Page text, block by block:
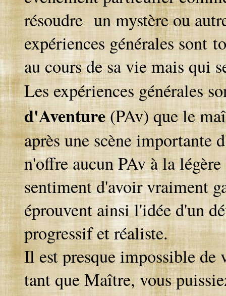
résoudre un mystèreou
expériences généralessont
au coursde sa vie mais qui
Les expériences générales
d'Aventure(PAv) que le
après une scène importante
n'offre aucun PAv à la
sentiment d'avoir vraiment
éprouvent ainsi l'idée d'un
progressif et réaliste.
Il est presque impossible de
tant que Maître, vous